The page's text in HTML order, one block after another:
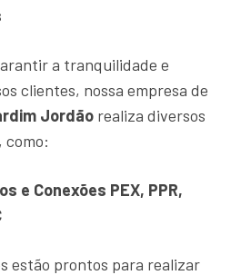
a tranquilidade e
clientes, nossa empresa de
Jordão realiza diversos
como:
e Conexões PEX, PPR,
estão prontos para realizar